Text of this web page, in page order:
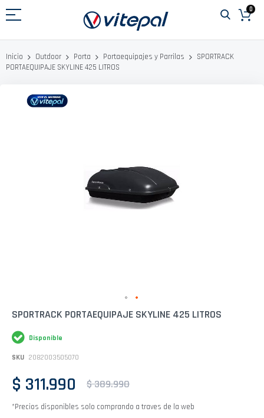
al
0
Inicio Outdoor Porta Portaequipajes y Parrilas
SPORTRACK
PORTAEQUIPAJE SKYLINE 425 LITROS
Saltar
comienzo
de
galería
imágenes
SPORTRACK PORTAEQUIPAJE SKYLINE 425 LITROS
Disponible
SKU 2082003505070
$ 311.990 $ 389.990
*Precios disponibles solo comprando a traves de la web